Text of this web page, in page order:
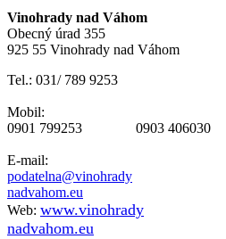
Vinohrady nad Váhom
Obecný úrad 355
925 55 Vinohrady nad Váhom
Tel.: 031/ 789 9253
Mobil:
0901 799253 0903 406030
E-mail:
podatelna@vinohrady
nadvahom.eu
Web: www.vinohrady
nadvahom.eu